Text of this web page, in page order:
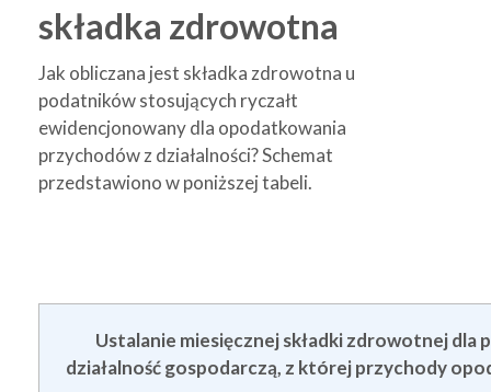
składka zdrowotna
Jak obliczana jest składka zdrowotna u
podatników stosujących ryczałt
ewidencjonowany dla opodatkowania
przychodów z działalności? Schemat
przedstawiono w poniższej tabeli.
Ustalanie miesięcznej składki zdrowotnej
działalność gospodarczą, z której przychody